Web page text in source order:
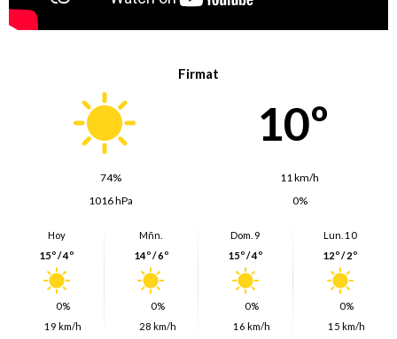
Firmat
10º
74%
11 km/h
1016 hPa
0%
Hoy
15º / 4º
0%
19 km/h
Mñn.
14º / 6º
0%
28 km/h
Dom. 9
15º / 4º
0%
16 km/h
Lun. 10
12º / 2º
0%
15 km/h